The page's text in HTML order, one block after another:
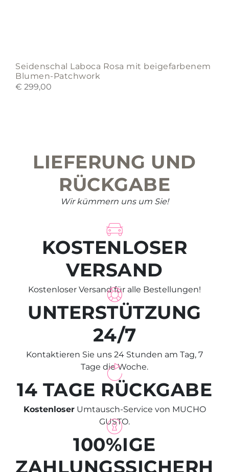
Seidenschal Laboca Rosa mit beigefarbenem
Blumen-Patchwork
€ 299,00
LIEFERUNG UND
RÜCKGABE
Wir kümmern uns um Sie!
KOSTENLOSER
VERSAND
Kostenloser Versand für alle Bestellungen!
UNTERSTÜTZUNG
24/7
Kontaktieren Sie uns 24 Stunden am Tag, 7
Tage die Woche.
14 TAGE RÜCKGABE
KostenloserUmtausch-Service von MUCHO
GUSTO.
100%IGE
ZAHLUNGSSICHERH